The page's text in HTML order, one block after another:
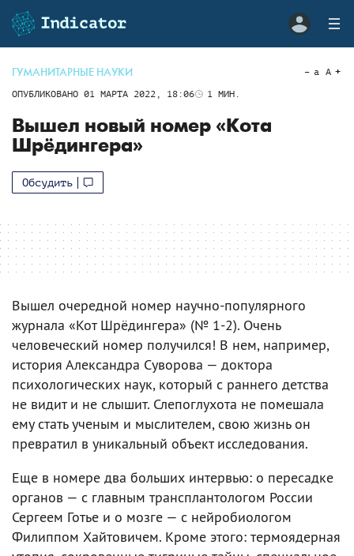
ГУМАНИТАРНЫЕ НАУКИ
ОПУБЛИКОВАНО 01 МАРТА 2022, 18:06 1 МИН.
a A
Вышел новый номер «Кота
Шрёдингера»
Обсудить
Вышел очередной номер научно-популярного
журнала «Кот Шрёдингера» (№ 1-2). Очень
человеческий номер получился! В нем, например,
история Александра Суворова — доктора
психологических наук, который с раннего детства
не видит и не слышит. Слепоглухота не помешала
ему стать ученым и мыслителем, свою жизнь он
превратил в уникальный объект исследования.
Еще в номере два больших интервью: о пересадке
органов — с главным трансплантологом России
Сергеем Готье и о мозге — с нейробиологом
Филиппом Хайтовичем. Кроме этого: термоядерная